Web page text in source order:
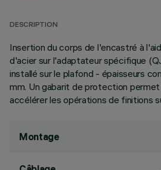
DESCRIPTION
Insertion du corps de l'encastré à
d'acier sur l'adaptateur spécifique
installé sur le plafond - épaisseurs
mm. Un gabarit de protection
accélérer les opérations de finitions
Montage